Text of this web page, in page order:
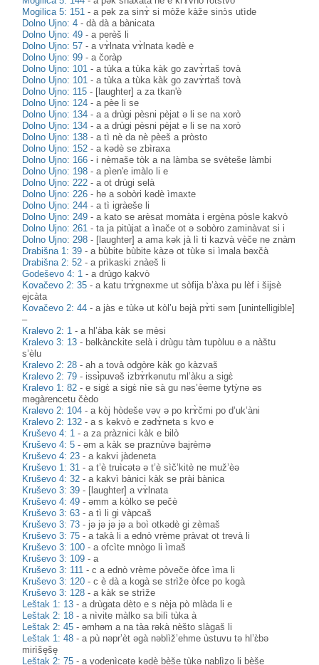
Mogilica 5: 151 -a pək za sinɤ̀ si mòže kàže sinɔ̀s utìde
Dolno Ujno: 4 -dà dà a bànicata
Dolno Ujno: 49 -a perèš li
Dolno Ujno: 57 -a vɤ̀lnata vɤ̀lnata kədè e
Dolno Ujno: 99 -a čoràp
Dolno Ujno: 101 -a tùka a tùka kàk go zavɤ̀rtaš tovà
Dolno Ujno: 101 -a tùka a tùka kàk go zavɤ̀rtaš tovà
Dolno Ujno: 115 - [laughter] a za tkan'è
Dolno Ujno: 124 -a pèe li se
Dolno Ujno: 134 -a a drùgi pèsni pèjat ə li se na xorò
Dolno Ujno: 134 -a a drùgi pèsni pèjat ə li se na xorò
Dolno Ujno: 138 -a tì nè da nè pèeš a pròsto
Dolno Ujno: 152 -a kədè se zbìraxa
Dolno Ujno: 166 - i nèmaše tòk a na làmba se svèteše làmbi
Dolno Ujno: 198 -a pìen'e imàlo li e
Dolno Ujno: 222 -a ot drùgi selà
Dolno Ujno: 226 - hə a sobòri kədè ìmaxte
Dolno Ujno: 244 -a tì igràeše li
Dolno Ujno: 249 -a kato se arèsat momàta i ergèna pòsle kakvò
Dolno Ujno: 261 -ta ja pitùjat a ìnače ot ə sobòro zaminàvat si i
Dolno Ujno: 298 - [laughter] a ama kək jà lì ti kazvà vèče ne znàm
Drabišna 1: 39 -a bùbite bùbite kàzə ot tùkə si ìmala bəxčà
Drabišna 2: 52 -a prìkaski znàeš li
Godeševo 4: 1 -a drùgo kakvò
Kovačevo 2: 35 -a katu trɤ̀gnəxme ut sòfija b’àxa pu lèf i šijsè
ejcàta
Kovačevo 2: 44 -a jàs e tùkə ut kòl’u bəjà pɤ̀ti səm [unintelligible]
–
Kralevo 2: 1 -a hl’àba kàk se mèsi
Kralevo 3: 13 - bəlkànckite selà i drùgu tàm tupòluu ə a nàštu
s’èlu
Kralevo 2: 28 -ah a tovà odgòre kàk go kàzvaš
Kralevo 2: 79 - issɨ̀puvəš izbɤ̀rkənutu ml’àku a sigɛ̀
Kralevo 1: 82 -e sigɛ̀ a sigɛ̀ nìe sà gu nəs’èeme tytỳnə əs
məgàrencetu čèdo
Kralevo 2: 104 -a kòj hòdeše vəv ə po krɤ̀čmi po d’uk’àni
Kralevo 2: 132 -a s kəkvò e zədɤ̀neta s kvo e
Kruševo 4: 1 -a za pràznici kàk e bilò
Kruševo 4: 5 -əm a kàk se praznùvə bajrèmə
Kruševo 4: 23 -a kakvi jàdeneta
Kruševo 1: 31 -a t’è truìcətə ə t’è sìč’kitè ne muž’èə
Kruševo 4: 32 -a kakvì bànici kàk se prài bànica
Kruševo 3: 39 - [laughter] a vɤ̀lnata
Kruševo 4: 49 -əmm a kòlko se pečè
Kruševo 3: 63 -a tì li gi vàpcaš
Kruševo 3: 73 - jə jə jə jə a boì otkədè gi zèmaš
Kruševo 3: 75 -a takà li a ednò vrème pràvat ot trevà li
Kruševo 3: 100 -a ofcìte mnògo li ìmaš
Kruševo 3: 109 -a
Kruševo 3: 111 -c a ednò vrème pòveče òfce ìma li
Kruševo 3: 120 -c è dà a kogà se strìže òfce po kogà
Kruševo 3: 128 -a kàk se strìže
Leštak 1: 13 -a drùgata dèto e s nèja pò mlàda li e
Leštak 2: 18 -a nìvite màlko sa bilì tùka à
Leštak 2: 45 -əmhəm a na tàa rəkà nèšto slàgaš li
Leštak 1: 48 -a pù nəpr’èt əgà nəblìž’ehme ùstuvu tə hl’ɛ̀bə
mirìše̥še̥
Leštak 2: 75 -a vodenìcətə kədè bèše tùkə nablìzo li bèše